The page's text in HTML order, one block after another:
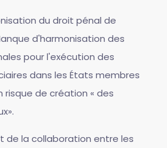
du droit pénal de
d'harmonisation des
pour l'exécution des
dans les États membres
risque de création « des
de la collaboration entre les